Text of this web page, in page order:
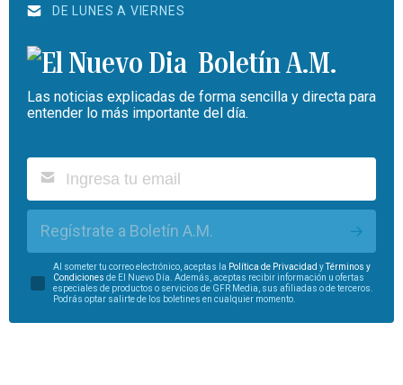
DE LUNES A VIERNES
Boletín A.M.
Las noticias explicadas de forma sencilla y directa para
entender lo más importante del día.
Regístrate a Boletín A.M.
Al someter tu correo electrónico, aceptas la Política de Privacidad y
Términos y
Condiciones de El Nuevo Día. Además, aceptas recibir información u ofertas
especiales de productos o servicios de GFR Media, sus afiliadas o de terceros.
Podrás optar salirte de los boletines en cualquier momento.